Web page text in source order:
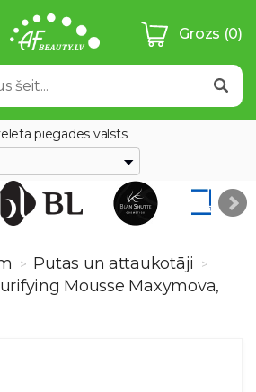
Grozs (0)
piegādes valsts
> Putas un attaukotāji >
Mousse Maxymova,